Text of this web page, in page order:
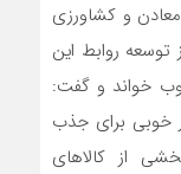
و کشاورزی
توسعه روابط این
خواند و گفت:
خوبی برای جذب
از کالاهای